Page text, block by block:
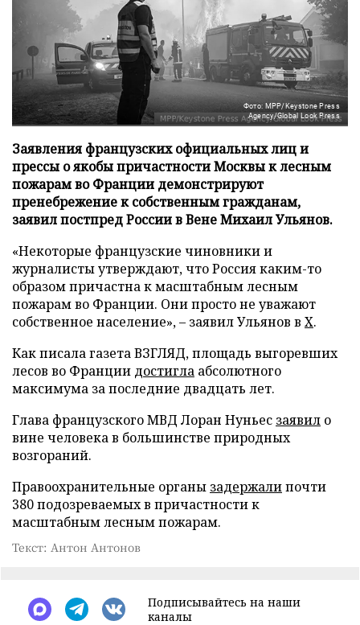
Фото: MPP/Keystone Press
Agency/Global Look Press
Заявления французских официальных лиц и
прессы о якобы причастности Москвы к лесным
пожарам во Франции демонстрируют
пренебрежение к собственным гражданам,
заявил постпред России в Вене Михаил Ульянов.
«Некоторые французские чиновники и
журналисты утверждают, что Россия каким-то
образом причастна к масштабным лесным
пожарам во Франции. Они просто не уважают
собственное население», – заявил Ульянов в X.
Как писала газета ВЗГЛЯД, площадь выгоревших
лесов во Франции достигла абсолютного
максимума за последние двадцать лет.
Глава французского МВД Лоран Нуньес заявил о
вине человека в большинстве природных
возгораний.
Правоохранительные органы задержалипочти
380 подозреваемых в причастности к
масштабным лесным пожарам.
Текст: Антон Антонов
Подписывайтесь на наши
каналы